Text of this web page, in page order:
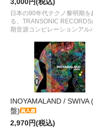
日本の90年代テクノ黎明期を
る、TRANSONIC RECORDS
期音源コンピレーションアル
INOYAMALAND / SWIVA
盤)
2,970円(税込)